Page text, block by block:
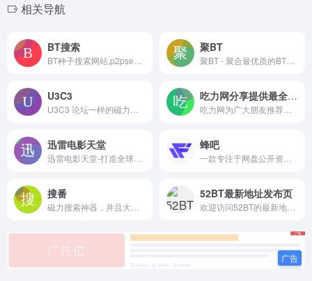
相关导航
BT搜索 聚BT
U3C3 吃力网分享提供最全的搜索引擎
迅雷电影天堂 蜂吧
搜番 52BT最新地址发布页